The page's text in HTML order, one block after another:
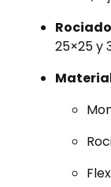
25×25 y